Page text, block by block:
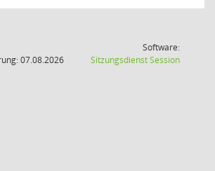
07.08.2026
Software:
SitzungsdienstSession(Wird in